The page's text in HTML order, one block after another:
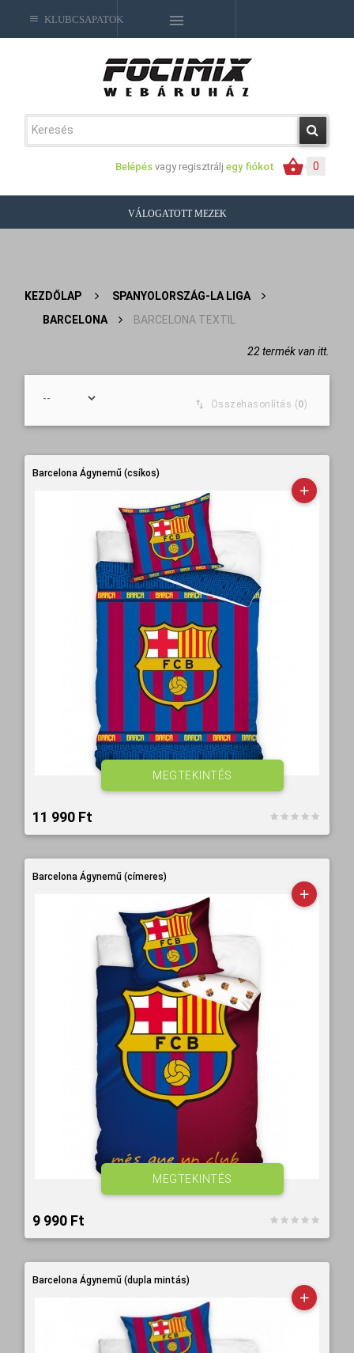
0
Belépés vagy regisztrálj egy fiókot
KLUBCSAPATOK
VÁLOGATOTT MEZEK
KEZDŐLAP >
SPANYOLORSZÁG-LA LIGA
BARCELONA > BARCELONA TEXTIL
22 termék van itt.
Összehasonlítás (0)
Barcelona Ágynemű (csíkos)
11 990 Ft‎
MEGTEKINTÉS
Barcelona Ágynemű (címeres)
9 990 Ft‎
MEGTEKINTÉS
Barcelona Ágynemű (dupla mintás)